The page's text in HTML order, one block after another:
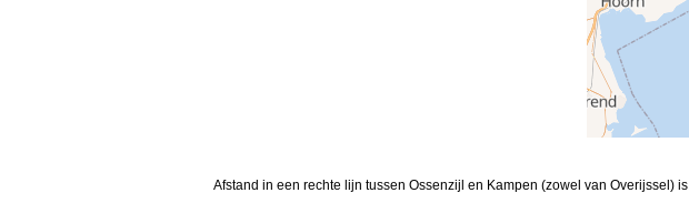
Afstand in een rechte lijn tussen Ossenzijl en Kampen (zowel van Overijssel) is